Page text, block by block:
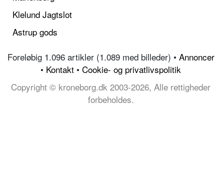
Klelund Jagtslot
Astrup gods
Foreløbig 1.096 artikler (1.089 med billeder) • Annoncer
• Kontakt • Cookie- og privatlivspolitik
Copyright © kroneborg.dk 2003-2026, Alle rettigheder
forbeholdes.